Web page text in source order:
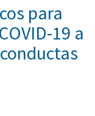
para
19 a